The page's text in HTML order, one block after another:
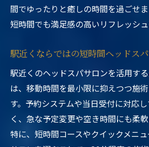
間でゆったりと癒しの時間を過ごせま
短時間でも満足感の高いリフレッシュ
駅近くならではの短時間ヘッドス
駅近くのヘッドスパサロンを活用す
は、移動時間を最小限に抑えつつ施
す。予約システムや当日受付に対応
く、急な予定変更や空き時間にも柔軟
特に、短時間コースやクイックメニ